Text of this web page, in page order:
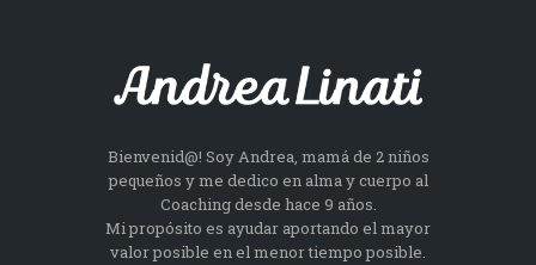
Bienvenid@! Soy Andrea, mamá de 2 niños
pequeños y me dedico en alma y cuerpo al
Coaching desde hace 9 años.
Mi propósito es ayudar aportando el mayor
valor posible en el menor tiempo posible.